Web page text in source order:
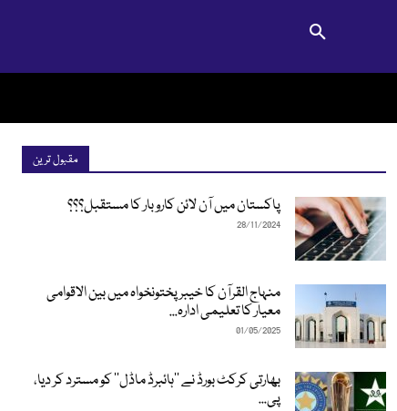
مقبول ترین
پاکستان میں آن لائن کاروبار کا مستقبل؟؟؟
28/11/2024
منہاج القرآن کا خیبرپختونخواہ میں بین الاقوامی
معیار کا تعلیمی ادارہ...
01/05/2025
بھارتی کرکٹ بورڈ نے ’’ہائبرڈ ماڈل‘‘ کو مسترد کر دیا،
پی...